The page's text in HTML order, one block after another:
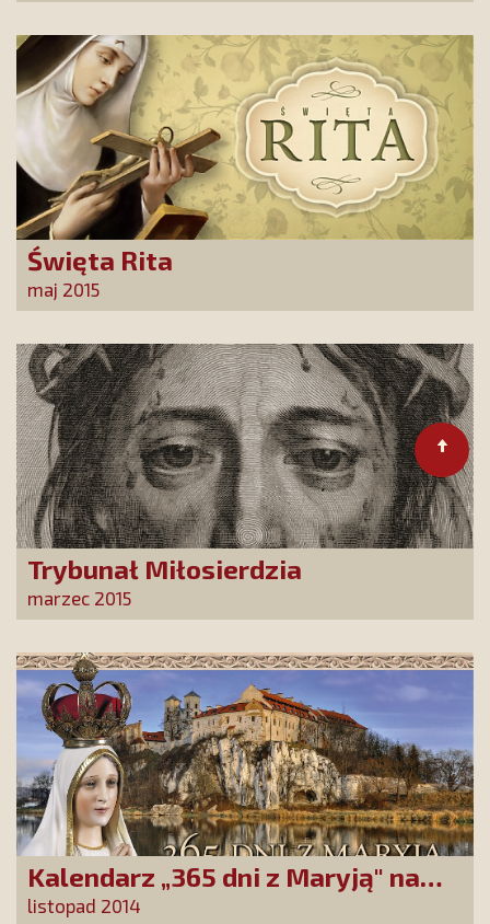
Święta Rita
maj 2015
Trybunał Miłosierdzia
marzec 2015
Kalendarz „365 dni z Maryją" na
2015 rok
listopad 2014